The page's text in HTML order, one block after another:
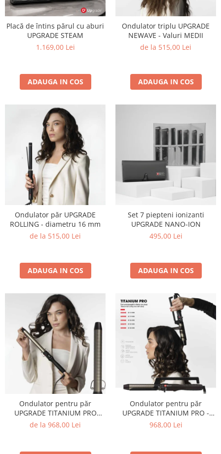
Placă de întins părul cu aburi
UPGRADE STEAM
1.169,00 Lei
ADAUGA IN COS
Ondulator triplu UPGRADE
NEWAVE - Valuri MEDII
de la 515,00 Lei
ADAUGA IN COS
Ondulator păr UPGRADE
ROLLING - diametru 16 mm
de la 515,00 Lei
ADAUGA IN COS
Set 7 piepteni ionizanti
UPGRADE NANO-ION
495,00 Lei
ADAUGA IN COS
Ondulator pentru păr
UPGRADE TITANIUM PRO
CREATE - diametru 19 mm
de la 968,00 Lei
Ondulator pentru păr
UPGRADE TITANIUM PRO -
diametru 13 mm
968,00 Lei